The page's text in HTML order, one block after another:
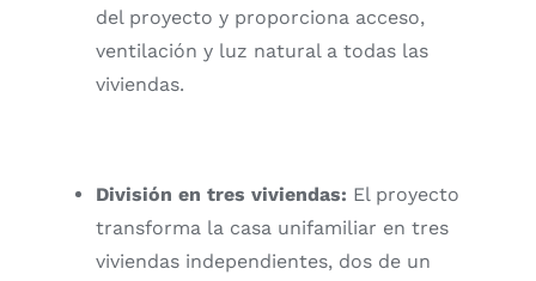
del proyecto y proporciona acceso,
ventilación y luz natural a todas las
viviendas.
División en tres viviendas: El proyecto
transforma la casa unifamiliar en tres
viviendas independientes, dos de un